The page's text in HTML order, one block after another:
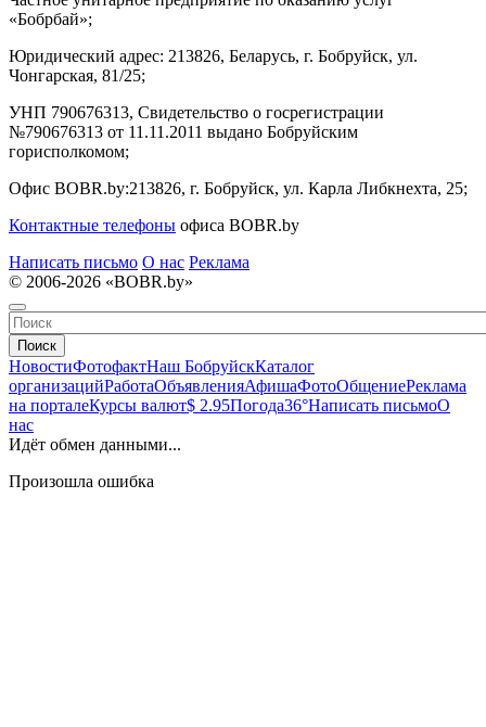
«Бобрбай»;
Юридический адрес: 213826, Беларусь, г. Бобруйск, ул.
Чонгарская, 81/25;
УНП 790676313, Свидетельство о госрегистрации
№790676313 от 11.11.2011 выдано Бобруйским
горисполкомом;
Офис BOBR.by:213826, г. Бобруйск, ул. Карла Либкнехта, 25;
Контактные телефоны офиса BOBR.by
Написать письмо О нас Реклама
© 2006-2026 «BOBR.by»
Поиск
НовостиФотофактНаш БобруйскКаталог
организацийРаботаОбъявленияАфишаФотоОбщениеРеклама
на порталеКурсы валют$ 2.95Погода36°Написать письмоО
нас
Идёт обмен данными...
Произошла ошибка